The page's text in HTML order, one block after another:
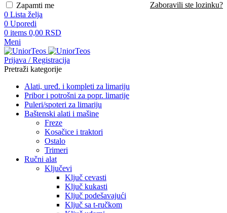
Zaboravili ste lozinku?
Zapamti me
0 Lista želja
0 Uporedi
0 items 0,00 RSD
Meni
Prijava / Registracija
Pretraži kategorije
Alati, uređ. i kompleti za limariju
Pribor i potrošni za popr. limarije
Puleri/spoteri za limariju
Baštenski alati i mašine
Freze
Kosačice i traktori
Ostalo
Trimeri
Ručni alat
Ključevi
Ključ cevasti
Ključ kukasti
Ključ podešavajući
Ključ sa t-ručkom